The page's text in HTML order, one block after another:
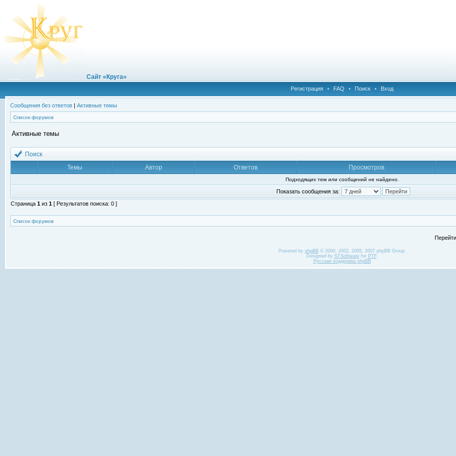
Сайт «Круга»
Регистрация • FAQ • Поиск • Вход
Сообщения без ответов | Активные темы
Список форумов
Активные темы
Поиск
Темы
Автор Ответов Просмотров
Подходящих тем или сообщений не найдено.
Показать сообщения за:
Страница 1 из 1 [ Результатов поиска: 0 ]
Список форумов
Powered by phpBB© 2000, 2002, 2005, 2007 phpBB Group.
Designed by STSoftwarefor PTF.
Русская поддержка phpBB